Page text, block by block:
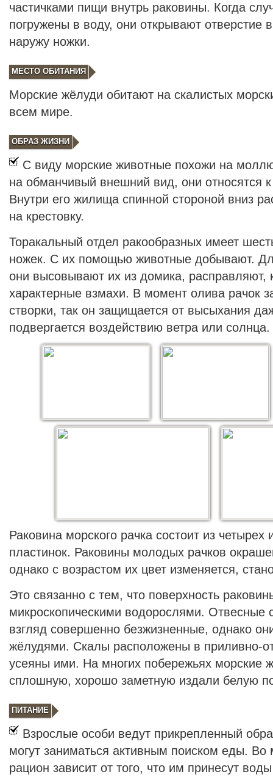
частичками пищи внутрь раковины. Когда
погружены в воду, они открывают отверстие
наружу ножки.
МЕСТО ОБИТАНИЯ
Морские жёлуди обитают на скалистых
всем мире.
ОБРАЗ ЖИЗНИ
С виду морские животные похожи на
на обманчивый внешний вид, они относятся
Внутри его жилища спинной стороной вниз
на крестовку.
Торакальный отдел ракообразных имеет
ножек. С их помощью животные добывают.
они высовывают их из домика, расправляют,
характерные взмахи. В момент олива рачок
створки, так он защищается от высыхания
подвергается воздействию ветра или солнца.
Раковина морского рачка состоит из
пластинок. Раковины молодых рачков
однако с возрастом их цвет изменяется,
Это связанно с тем, что поверхность
микроскопическими водорослями. Отвесные
взгляд совершенно безжизненные, однако
жёлудями. Скалы расположены в приливно-
усеяны ими. На многих побережьях морские
сплошную, хорошо заметную издали белую
ПИТАНИЕ
Взрослые особи ведут прикрепленный
могут заниматься активным поиском еды.
рацион зависит от того, что им принесут